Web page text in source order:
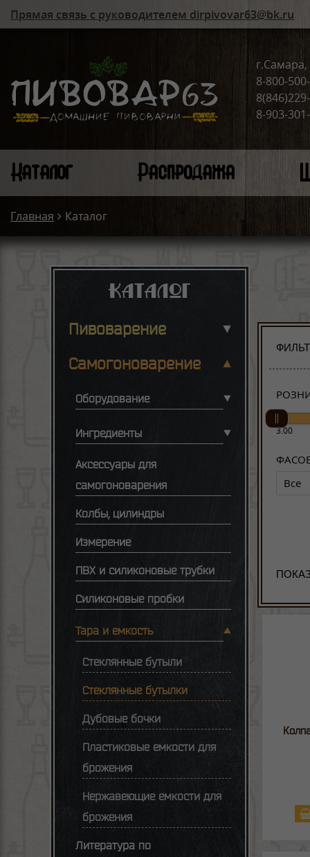
Прямая связь с руководителем dirpivovar63@bk.ru
г.Самара,
8-800-
8-903-
Каталог Распродажа
Главная Каталог
Каталог
Пивоварение
Самогоноварение
Оборудование
Ингредиенты
Аксессуары для
самогоноварения
Колбы, цилиндры
Измерение
ПВХ и силиконовые трубки
Силиконовые пробки
Тара и емкость
Стеклянные бутыли
Стеклянные бутылки
Дубовые бочки
Пластиковые емкости для
брожения
Нержавеющие емкости для
брожения
Литература по
3.00
Все